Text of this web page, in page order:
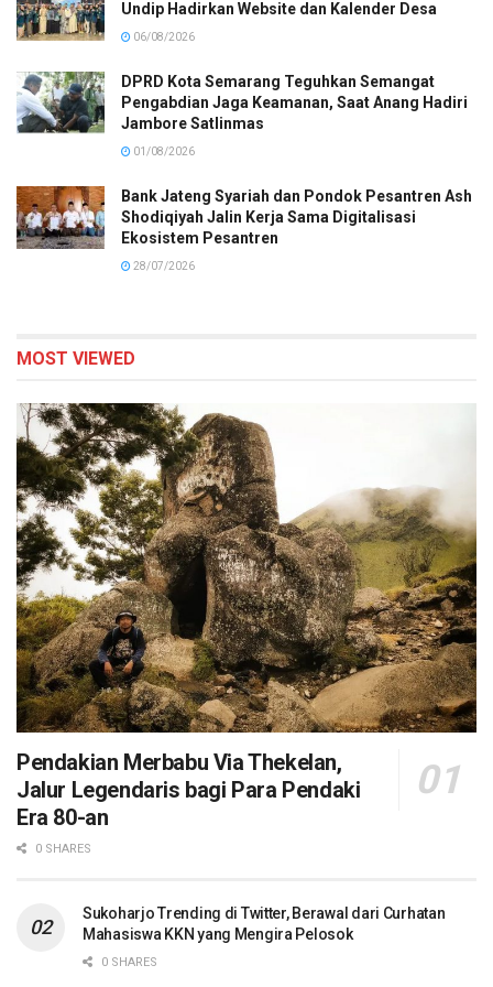
Undip Hadirkan Website dan Kalender Desa
06/08/2026
DPRD Kota Semarang Teguhkan Semangat
Pengabdian Jaga Keamanan, Saat Anang Hadiri
Jambore Satlinmas
01/08/2026
Bank Jateng Syariah dan Pondok Pesantren Ash
Shodiqiyah Jalin Kerja Sama Digitalisasi
Ekosistem Pesantren
28/07/2026
MOST VIEWED
Pendakian Merbabu Via Thekelan,
Jalur Legendaris bagi Para Pendaki
Era 80-an
0 SHARES
Sukoharjo Trending di Twitter, Berawal dari Curhatan
Mahasiswa KKN yang Mengira Pelosok
0 SHARES